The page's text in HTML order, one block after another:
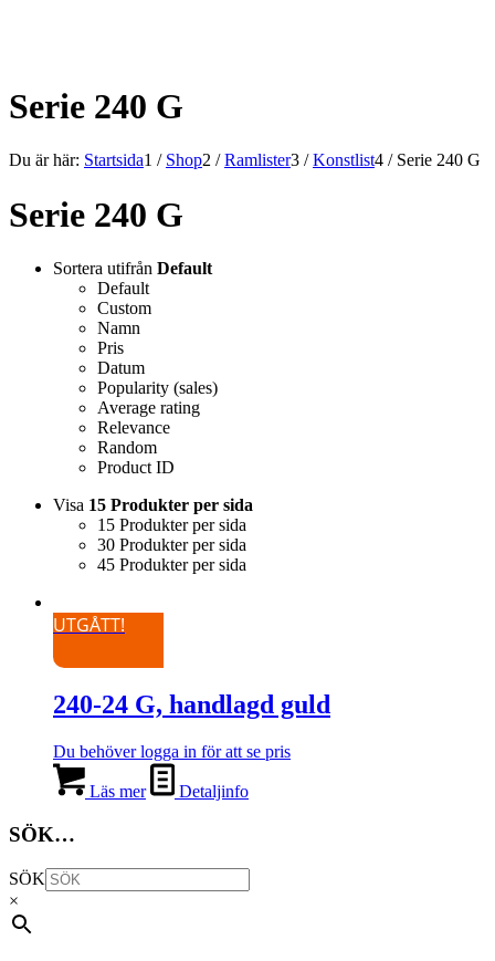
Serie 240 G
Du är här: Startsida1 / Shop2 / Ramlister3 / Konstlist4 / Serie 240 G
Serie 240 G
Sortera utifrån Default
Default
Custom
Namn
Pris
Datum
Popularity (sales)
Average rating
Relevance
Random
Product ID
Visa 15 Produkter per sida
15 Produkter per sida
30 Produkter per sida
45 Produkter per sida
UTGÅTT!
240-24 G, handlagd guld
Du behöver logga in för att se pris
Läs mer Detaljinfo
SÖK…
SÖK
×